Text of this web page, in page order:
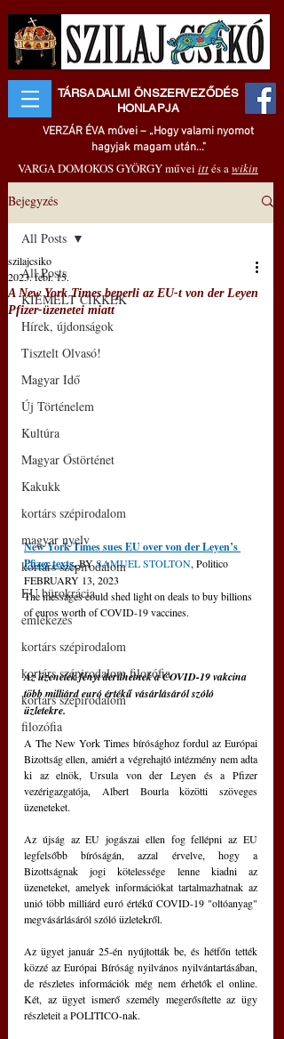
TÁRSADALMI ÖNSZERVEZŐDÉS
HONLAPJA
VERZÁR ÉVA művei – „Hogy valami nyomot
hagyjak magam után..."
VARGA DOMOKOS GYÖRGY művei ittés awikin
Bejegyzés
All Posts
KIEMELT CIKKEK
Hírek, újdonságok
Tisztelt Olvasó!
Magyar Idő
Új Történelem
Kultúra
Magyar Őstörténet
Kakukk
kortárs szépirodalom
magyar nyelv
kortárs szépirodalom
EU bürokrácia
emlékezés
kortárs szépirodalom
kortárs szépirodalom filozófia
kortárs szépirodalom
filozófia
All Posts
A New York Times beperli az EU-t von der Leyen
Pfizer-üzenetei miatt
szilajcsiko
2023. febr. 15.
New York Times sues EU over von der Leyen’s
Pfizer texts, BY SAMUEL STOLTON, Politico
FEBRUARY 13, 2023
The messages could shed light on deals to buy billions
of euros worth of COVID-19 vaccines.
Az üzenetek fényt deríthetnek a COVID-19 vakcina
több milliárd euró értékű vásárlásáról szóló
üzletekre.
A The New York Times bírósághoz fordul az Európai
Bizottság ellen, amiért a végrehajtó intézmény nem adta
ki az elnök, Ursula von der Leyen és a Pfizer
vezérigazgatója, Albert Bourla közötti szöveges
üzeneteket.
Az újság az EU jogászai ellen fog fellépni az EU
legfelsőbb bíróságán, azzal érvelve, hogy a
Bizottságnak jogi kötelessége lenne kiadni az
üzeneteket, amelyek információkat tartalmazhatnak az
unió több milliárd euró értékű COVID-19 "oltóanyag"
megvásárlásáról szóló üzletekről.
Az ügyet január 25-én nyújtották be, és hétfőn tették
közzé az Európai Bíróság nyilvános nyilvántartásában,
de részletes információk még nem érhetők el online.
Két, az ügyet ismerő személy megerősítette az ügy
részleteit a POLITICO-nak.